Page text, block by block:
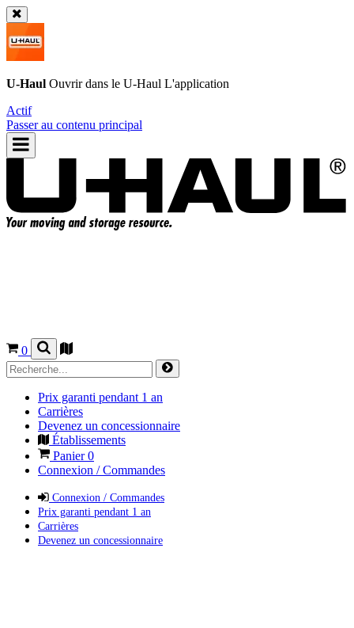
U-Haul Ouvrir dans le U-Haul L'application
Actif
Passer au contenu principal
0
Prix garanti pendant 1 an
Carrières
Devenez un concessionnaire
Établissements
Panier0
Connexion / Commandes
Connexion / Commandes
Prix garanti pendant 1 an
Carrières
Devenez un concessionnaire